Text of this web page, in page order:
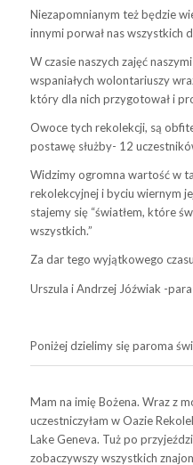
Niezapomnianym też będzie
innymi porwał nas wszystkich
W czasie naszych zajęć
wspaniałych wolontariuszy
który dla nich przygotował i
Owoce tych rekolekcji, są
postawę służby- 12
Widzimy ogromna wartość w
rekolekcyjnej i byciu wiernym
stajemy się “światłem, które
wszystkich.”
Za dar tego wyjątkowego
Urszula i Andrzej Jóźwiak -
Poniżej dzielimy się paroma
Mam na imię Bożena. Wraz z
uczestniczyłam w Oazie
Lake Geneva. Tuż po
zobaczywszy wszystkich